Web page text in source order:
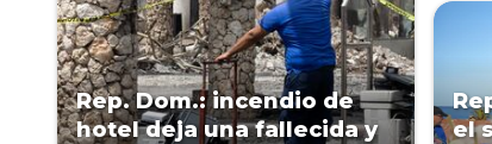
Rep. Dom.: incendio de
hotel deja una fallecida y
el